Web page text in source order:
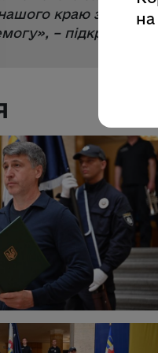
краю за ваші
», – підкреслив